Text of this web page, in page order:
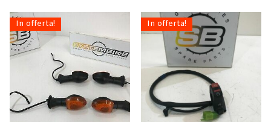
In offerta! In offerta!